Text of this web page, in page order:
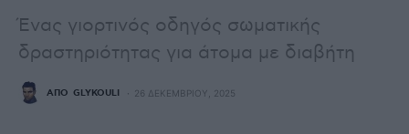
Ένας γιορτινός οδηγός σωματικής
δραστηριότητας για άτομα με διαβήτη
ΑΠΌ GLYKOULI 26 ΔΕΚΕΜΒΡΊΟΥ, 2025